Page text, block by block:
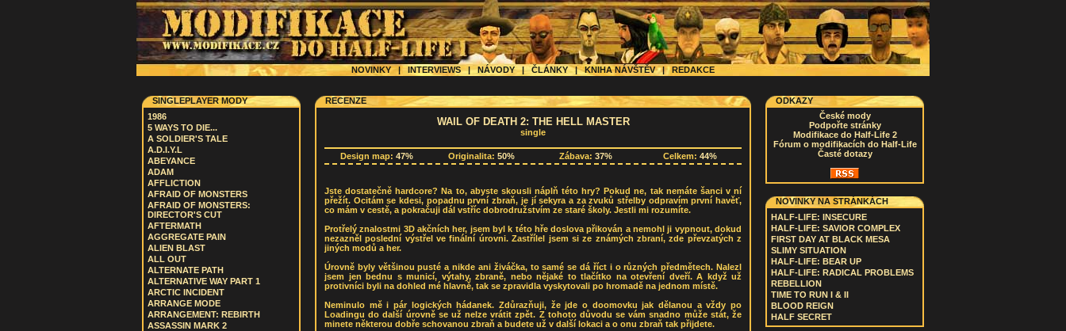
NOVINKY | INTERVIEWS|NÁVODY|ČLÁNKY|KNIHA NÁVŠTĚV|REDAKCE
SINGLEPLAYER MODY
1986
5 WAYS TO DIE...
A SOLDIER'S TALE
A.D.I.Y.L
ABEYANCE
ADAM
AFFLICTION
AFRAID OF MONSTERS
AFRAID OF MONSTERS:
DIRECTOR'S CUT
AFTERMATH
AGGREGATE PAIN
ALIEN BLAST
ALL OUT
ALTERNATE PATH
ALTERNATIVE WAY PART 1
ARCTIC INCIDENT
ARRANGE MODE
ARRANGEMENT: REBIRTH
ASSASSIN MARK 2
RECENZE
WAIL OF DEATH 2: THE HELL MASTER
single
Design map: 47% Originalita: 50% Zábava: 37% Celkem: 44%
Jste dostatečně hardcore? Na to, abyste skousli náplň této hry? Pokud ne, tak nemáte šanci v ní
přežít. Ocitám se kdesi, popadnu první zbraň, je jí sekyra a za zvuků střelby odpravím první havěť,
co mám v cestě, a pokračuji dál vstříc dobrodružstvím ze staré školy. Jestli mi rozumíte.
Protřelý znalostmi 3D akčních her, jsem byl k této hře doslova přikován a nemohl ji vypnout, dokud
nezazněl poslední výstřel ve finální úrovni. Zastřílel jsem si ze známých zbraní, zde převzatých z
jiných modů a her.
Úrovně byly většinou pusté a nikde ani živáčka, to samé se dá říct i o různých předmětech. Nalezl
jsem jen bednu s municí, výtahy, zbraně, nebo nějaké to tlačítko na otevření dveří. A když už
protivníci byli na dohled mé hlavně, tak se zpravidla vyskytovali po hromadě na jednom místě.
Neminulo mě i pár logických hádanek. Zdůrazňuji, že jde o doomovku jak dělanou a vždy po
Loadingu do další úrovně se už nelze vrátit zpět. Z tohoto důvodu se vám snadno může stát, že
minete některou dobře schovanou zbraň a budete už v další lokaci a o onu zbraň tak přijdete.
ODKAZY
České mody
Podpořte stránky
Modifikace do Half-Life 2
Fórum o modifikacích do Half-Life
Časté dotazy
NOVINKY NA STRÁNKÁCH
HALF-LIFE: INSECURE
HALF-LIFE: SAVIOR COMPLEX
FIRST DAY AT BLACK MESA
SLIMY SITUATION
HALF-LIFE: BEAR UP
HALF-LIFE: RADICAL PROBLEMS
REBELLION
TIME TO RUN I & II
BLOOD REIGN
HALF SECRET